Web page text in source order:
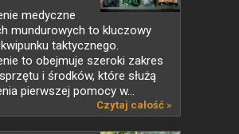
medyczne
mundurowych to kluczowy
taktycznego.
to obejmuje szeroki zakres
i środków, które służą
pierwszej pomocy w...
Czytaj całość »